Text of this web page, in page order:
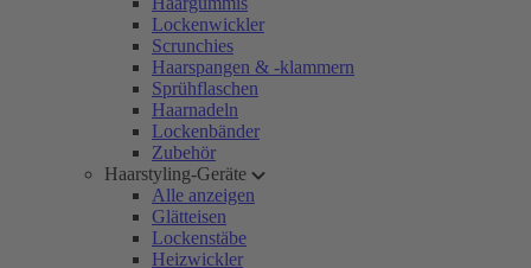
Lockenwickler
Scrunchies
Haarspangen & -klammern
Sprühflaschen
Haarnadeln
Lockenbänder
Zubehör
Haarstyling-Geräte
Alle anzeigen
Glätteisen
Lockenstäbe
Heizwickler